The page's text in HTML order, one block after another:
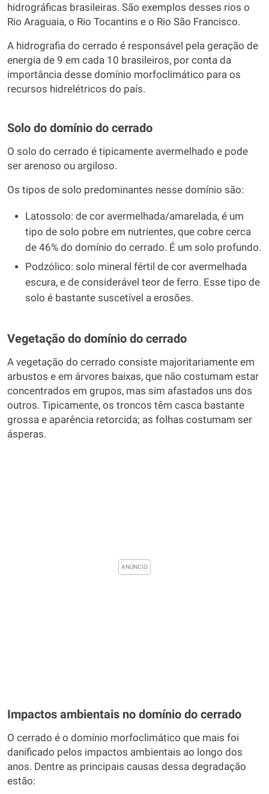
hidrográficas brasileiras. São exemplos desses rios o
Rio Araguaia, o Rio Tocantins e o Rio São Francisco.
A hidrografia do cerrado é responsável pela geração de
energia de 9 em cada 10 brasileiros, por conta da
importância desse domínio morfoclimático para os
recursos hidrelétricos do país.
Solo do domínio do cerrado
O solo do cerrado é tipicamente avermelhado e pode
ser arenoso ou argiloso.
Os tipos de solo predominantes nesse domínio são:
Latossolo: de cor avermelhada/amarelada, é um
tipo de solo pobre em nutrientes, que cobre cerca
de 46% do domínio do cerrado. É um solo profundo.
Podzólico: solo mineral fértil de cor avermelhada
escura, e de considerável teor de ferro. Esse tipo de
solo é bastante suscetível a erosões.
Vegetação do domínio do cerrado
A vegetação do cerrado consiste majoritariamente em
arbustos e em árvores baixas, que não costumam estar
concentrados em grupos, mas sim afastados uns dos
outros. Tipicamente, os troncos têm casca bastante
grossa e aparência retorcida; as folhas costumam ser
ásperas.
Impactos ambientais no domínio do cerrado
O cerrado é o domínio morfoclimático que mais foi
danificado pelos impactos ambientais ao longo dos
anos. Dentre as principais causas dessa degradação
estão: